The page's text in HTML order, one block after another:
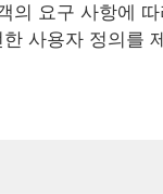
의 요구 사항에
사용자 정의를